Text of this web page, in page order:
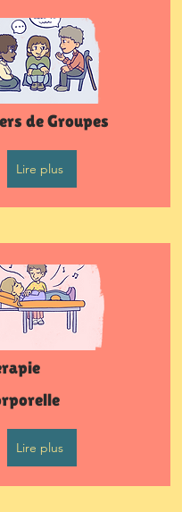
de Groupes
Lire plus
Lire plus